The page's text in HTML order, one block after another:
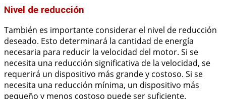
Nivel de reducción
También es importante considerar el nivel de reducción
deseado. Esto determinará la cantidad de energía
necesaria para reducir la velocidad del motor. Si se
necesita una reducción significativa de la velocidad, se
requerirá un dispositivo más grande y costoso. Si se
necesita una reducción mínima, un dispositivo más
pequeño y menos costoso puede ser suficiente.